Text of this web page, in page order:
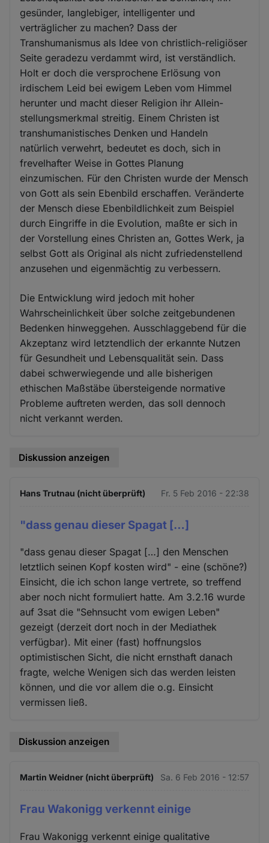
gesünder, langlebiger, intelligenter und
verträglicher zu machen? Dass der
Transhumanismus als Idee von christlich-religiöser
Seite geradezu verdammt wird, ist verständlich.
Holt er doch die versprochene Erlösung von
irdischem Leid bei ewigem Leben vom Himmel
herunter und macht dieser Religion ihr Allein-
stellungsmerkmal streitig. Einem Christen ist
transhumanistisches Denken und Handeln
natürlich verwehrt, bedeutet es doch, sich in
frevelhafter Weise in Gottes Planung
einzumischen. Für den Christen wurde der Mensch
von Gott als sein Ebenbild erschaffen. Veränderte
der Mensch diese Ebenbildlichkeit zum Beispiel
durch Eingriffe in die Evolution, maßte er sich in
der Vorstellung eines Christen an, Gottes Werk, ja
selbst Gott als Original als nicht zufriedenstellend
anzusehen und eigenmächtig zu verbessern.
Die Entwicklung wird jedoch mit hoher
Wahrscheinlichkeit über solche zeitgebundenen
Bedenken hinweggehen. Ausschlaggebend für die
Akzeptanz wird letztendlich der erkannte Nutzen
für Gesundheit und Lebensqualität sein. Dass
dabei schwerwiegende und alle bisherigen
ethischen Maßstäbe übersteigende normative
Probleme auftreten werden, das soll dennoch
nicht verkannt werden.
Diskussion anzeigen
Hans Trutnau (nicht überprüft) Fr. 5 Feb 2016 - 22:38
"dass genau dieser Spagat […]
"dass genau dieser Spagat […] den Menschen
letztlich seinen Kopf kosten wird" - eine (schöne?)
Einsicht, die ich schon lange vertrete, so treffend
aber noch nicht formuliert hatte. Am 3.2.16 wurde
auf 3sat die "Sehnsucht vom ewigen Leben"
gezeigt (derzeit dort noch in der Mediathek
verfügbar). Mit einer (fast) hoffnungslos
optimistischen Sicht, die nicht ernsthaft danach
fragte, welche Wenigen sich das werden leisten
können, und die vor allem die o.g. Einsicht
vermissen ließ.
Diskussion anzeigen
Martin Weidner (nicht überprüft) Sa. 6 Feb 2016 - 12:57
Frau Wakonigg verkennt einige
Frau Wakonigg verkennt einige qualitative